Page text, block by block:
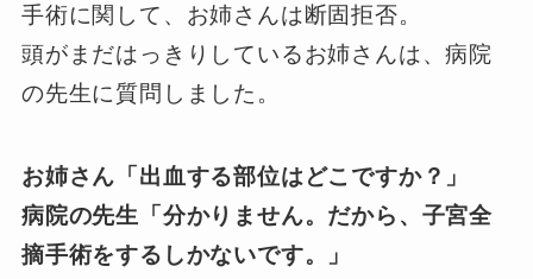
手術に関して、お姉さんは断固拒否。
頭がまだはっきりしているお姉さんは、病院
の先生に質問しました。
お姉さん「出血する部位はどこですか？」
病院の先生「分かりません。だから、子宮全
摘手術をするしかないです。」